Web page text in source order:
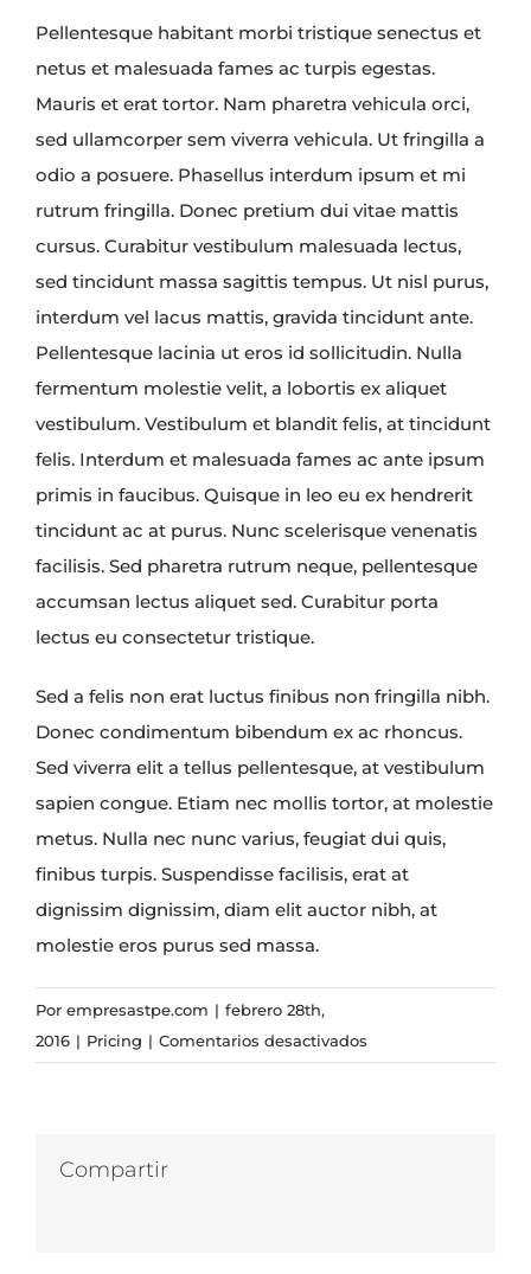
Pellentesque habitant morbi tristique senectus et
netus et malesuada fames ac turpis egestas.
Mauris et erat tortor. Nam pharetra vehicula orci,
sed ullamcorper sem viverra vehicula. Ut fringilla a
odio a posuere. Phasellus interdum ipsum et mi
rutrum fringilla. Donec pretium dui vitae mattis
cursus. Curabitur vestibulum malesuada lectus,
sed tincidunt massa sagittis tempus. Ut nisl purus,
interdum vel lacus mattis, gravida tincidunt ante.
Pellentesque lacinia ut eros id sollicitudin. Nulla
fermentum molestie velit, a lobortis ex aliquet
vestibulum. Vestibulum et blandit felis, at tincidunt
felis. Interdum et malesuada fames ac ante ipsum
primis in faucibus. Quisque in leo eu ex hendrerit
tincidunt ac at purus. Nunc scelerisque venenatis
facilisis. Sed pharetra rutrum neque, pellentesque
accumsan lectus aliquet sed. Curabitur porta
lectus eu consectetur tristique.
Sed a felis non erat luctus finibus non fringilla nibh.
Donec condimentum bibendum ex ac rhoncus.
Sed viverra elit a tellus pellentesque, at vestibulum
sapien congue. Etiam nec mollis tortor, at molestie
metus. Nulla nec nunc varius, feugiat dui quis,
finibus turpis. Suspendisse facilisis, erat at
dignissim dignissim, diam elit auctor nibh, at
molestie eros purus sed massa.
Por empresastpe.com | febrero 28th,
2016 | Pricing | Comentarios desactivados
Compartir